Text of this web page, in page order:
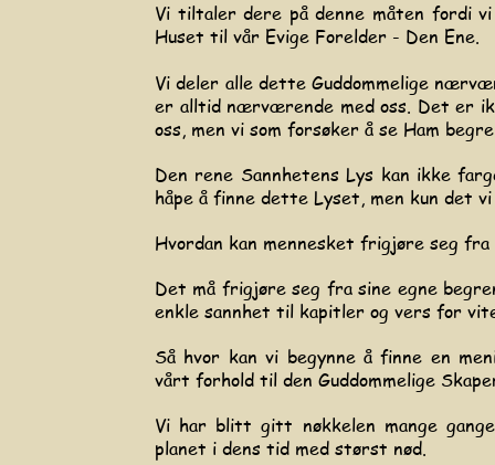
Vi tiltaler dere på denne måten fordi
Huset til vår Evige Forelder - Den Ene.
Vi deler alle dette Guddommelige
er alltid nærværende med oss. Det er
oss, men vi som forsøker å se Ham
Den rene Sannhetens Lys kan ikke
håpe å finne dette Lyset, men kun det
Hvordan kan mennesket frigjøre seg
Det må frigjøre seg fra sine egne
enkle sannhet til kapitler og vers for
Så hvor kan vi begynne å finne en
vårt forhold til den Guddommelige
Vi har blitt gitt nøkkelen mange
planet i dens tid med størst nød.